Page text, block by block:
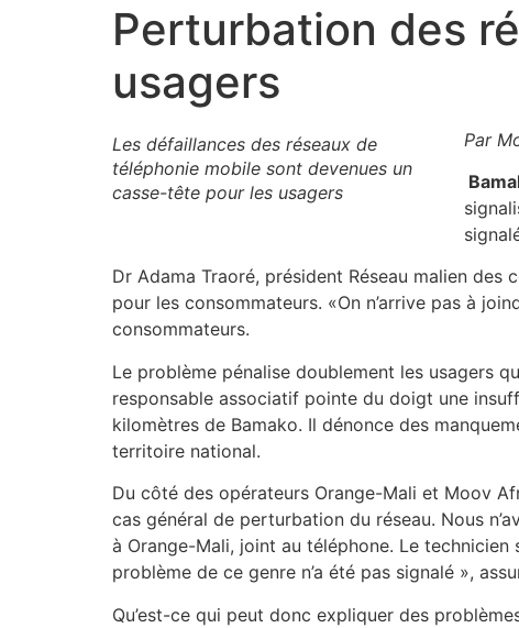
Perturbation des
usagers
Les défaillances des réseaux de
téléphonie mobile sont devenues un
casse-tête pour les usagers
Par
Dr Adama Traoré, président Réseau malien des
pour les consommateurs. «On n’arrive pas à
consommateurs.
Le problème pénalise doublement les usagers
responsable associatif pointe du doigt une
kilomètres de Bamako. Il dénonce des
territoire national.
Du côté des opérateurs Orange-Mali et Moov
cas général de perturbation du réseau. Nous
à Orange-Mali, joint au téléphone. Le
problème de ce genre n’a été pas signalé »,
Qu’est-ce qui peut donc expliquer des